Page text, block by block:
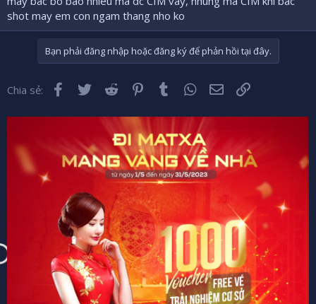
shot may em con ngam thang nho ko
Bạn phải đăng nhập hoặc đăng ký để phản hồi tại đây.
Chia sẻ: Facebook
Twitter Reddit Pinterest
Tumblr WhatsApp
Email